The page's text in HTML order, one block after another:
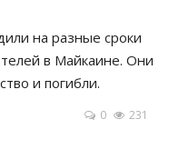
на разные сроки
в Майкаине. Они
и погибли.
0 231